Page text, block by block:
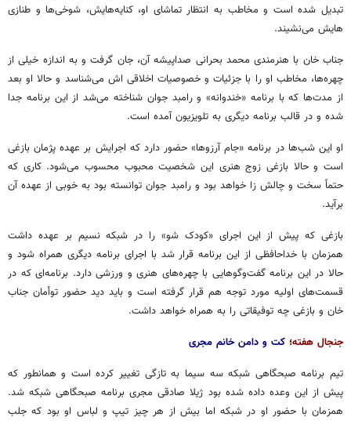
تبدیل شده است و مخاطب به انتظار تماشای او، کنایه‌هایش، شوخی‌ها و طنازی
هایش می‌نشیند.
جناب خان با هنرمندی محمد بحرانی صداپیشه آن، جان گرفت و به اندازه خیلی از
چهره‌ها، مخاطب او را با جزئیات و خصوصیات اخلاقی اش می‌شناسد و حالا او بعد
از مدت‌ها که با برنامه «خندوانه» و رامبد جوان شناخته می‌شد از این برنامه جدا
شده و در قالب برنامه دیگری به تلویزیون آمده است.
او این شب‌ها در برنامه «جام آرزوها» حضور دارد که اجرایش بر عهده پژمان بازغی
است و حالا بازغی زوج هنری این شخصیت محبوب محسوب می‌شود. کاری که
حتماً سخت و چالش زا خواهد بود و رامبد جوان توانسته بود به خوبی از عهده آن
برآید.
بازغی که پیش از این اجرای «کودک شو» را در شبکه نسیم بر عهده داشت
همزمان با خداحافظی از این برنامه قرار شد با اجرای برنامه دیگری همراه شود و
حالا در این برنامه گفت‌وگوهایی با چهره‌های هنری و ورزشی دارد. برنامه‌ای که در
قسمت‌های اولیه مورد توجه هم قرار گرفته است و باید دید حضور توأمان جناب
خان و بازغی چه توفیقاتی را به همراه خواهد داشت.
جنجال هفته؛ کت و دامن خانم مجری
تیم برنامه صبحگاهی شبکه سه سیما به تازگی تغییر کرده است و همانطور که
پیش از این وعده داده شده بود ژیلا صادقی مجری برنامه صبحگاهی شبکه شد.
همزمان با حضور او در شبکه اما بیش از هر چیز تیپ و لباس او بود که جلب